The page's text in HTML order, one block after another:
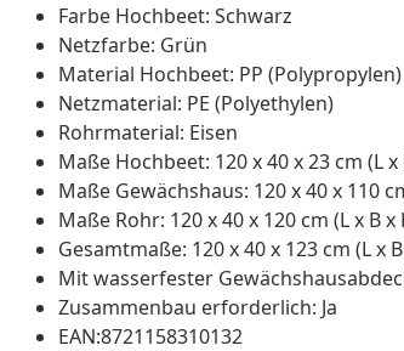
Farbe Hochbeet: Schwarz
Netzfarbe: Grün
Material Hochbeet: PP (Polypropylen)
Netzmaterial: PE (Polyethylen)
Rohrmaterial: Eisen
Maße Hochbeet: 120 x 40 x 23 cm (L x
Maße Gewächshaus: 120 x 40 x 110
Maße Rohr: 120 x 40 x 120 cm (L x B x
Gesamtmaße: 120 x 40 x 123 cm (L x
Mit wasserfester
Zusammenbau erforderlich: Ja
EAN:8721158310132